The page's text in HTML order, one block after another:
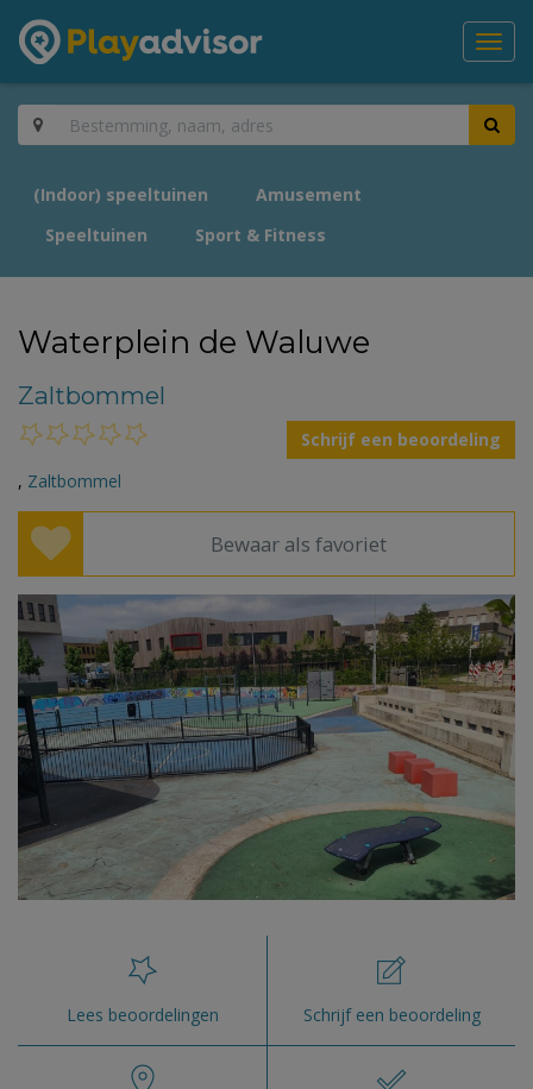
(Indoor) speeltuinen
Amusement
Speeltuinen
Sport & Fitness
Waterplein de Waluwe
Zaltbommel
Schrijf een beoordeling
, Zaltbommel
Bewaar als favoriet
Lees beoordelingen Schrijf een beoordeling